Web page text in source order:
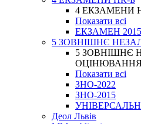
4 ЕКЗАМЕНИ
Показати всі
ЕКЗАМЕН
5 ЗОВНІШНЄ
5 ЗОВНІШНЄ
Показати всі
ЗНО-2022
ЗНО-2015
УНІВЕРСАЛЬНІ
Деол Львів